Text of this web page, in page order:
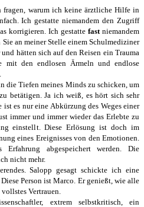
fragen, warum ich keine ärztliche Hilfe in
Ich gestatte niemandem den Zugriff
korrigieren. Ich gestatte fastniemandem
an meiner Stelle einem Schulmediziner
hätten sich auf den Reisen ein Trauma
mit den endlosen Ärmeln und endlose
die Tiefen meines Minds zu schicken, um
betätigen. Ja ich weiß, es hört sich sehr
es nur eine Abkürzung des Weges einer
immer und immer wieder das Erlebte zu
einstellt. Diese Erlösung ist doch im
eines Ereignisses von den Emotionen.
abgespeichert werden. Die
nicht mehr.
Salopp gesagt schickte ich eine
Person ist Marco. Er genießt, wie alle
vollstes Vertrauen.
extrem selbstkritisch, ein